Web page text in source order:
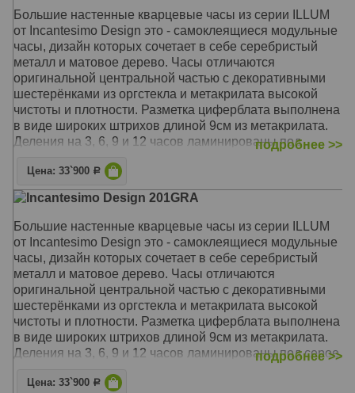
часовой механизм со встроенными стрелками,
стикеры-деления, шаблон для крепления на стену,
саморез. Дизайн и производство - Италия, Милан.
Механизм: Кварцевый UTS (Германия)
Корпус: Метакрилат
Размер: Диаметр 80-100 см
Большие настенные кварцевые часы из серии ILLUM
от Incantesimo Design это - самоклеящиеся модульные
часы, дизайн которых сочетает в себе серебристый
металл и матовое дерево. Часы отличаются
оригинальной центральной частью с декоративными
шестерёнками из оргстекла и метакрилата высокой
чистоты и плотности. Разметка циферблата выполнена
в виде широких штрихов длиной 9см из метакрилата.
Деления на 3, 6, 9 и 12 часов ламинированы под
металла дополнены вставками из натурального шпона,
так же тонированными в цвет венге. Кварцевый
механизм часов - UTS (Германия), бесшумный, с
плавным ходом. Диаметр часов, после размещения на
стене, составляет 80-100см. В комплект поставки
входят: часовой механизм со встроенными стрелками,
стикеры-деления, шаблон для крепления на стену,
саморез. Дизайн и производство - Италия, Милан.
Механизм: Кварцевый UTS (Германия)
Корпус: Метакрилат
Размер: Диаметр 80-100 см
подробнее >>
Цена: 33`900 Р
Incantesimo Design 201GRA
Большие настенные кварцевые часы из серии ILLUM
от Incantesimo Design это - самоклеящиеся модульные
часы, дизайн которых сочетает в себе серебристый
металл и матовое дерево. Часы отличаются
оригинальной центральной частью с декоративными
шестерёнками из оргстекла и метакрилата высокой
чистоты и плотности. Разметка циферблата выполнена
в виде широких штрихов длиной 9см из метакрилата.
Деления на 3, 6, 9 и 12 часов ламинированы под серое
дополнены вставками из натурального шпона, так же
подробнее >>
Цена: 33`900 Р